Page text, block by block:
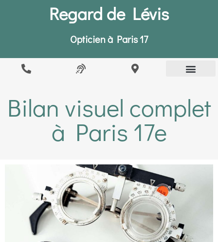
Regard de Lévis
Opticien à Paris 17
Bilan visuel complet
à Paris 17e